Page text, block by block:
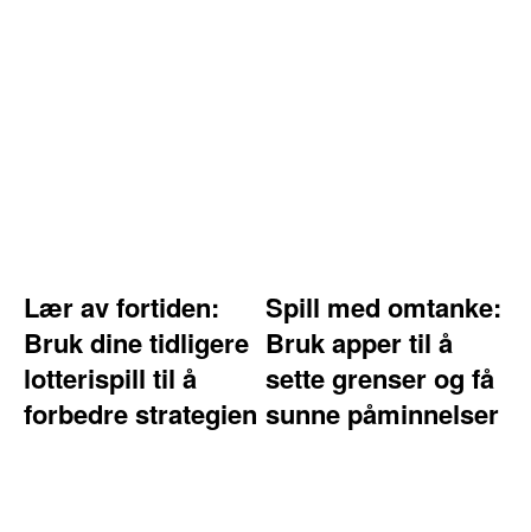
Lær av fortiden:
Bruk dine tidligere
lotterispill til å
forbedre strategien
Spill med omtanke:
Bruk apper til å
sette grenser og få
sunne påminnelser